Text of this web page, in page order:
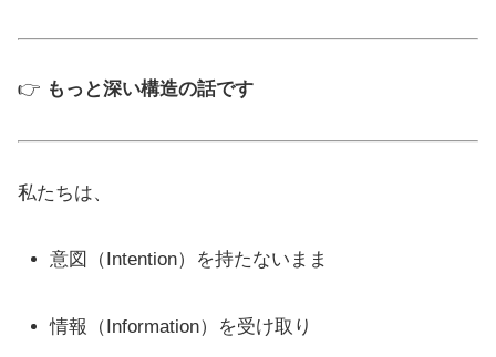
👉 もっと深い構造の話です
私たちは、
意図（Intention）を持たないまま
情報（Information）を受け取り